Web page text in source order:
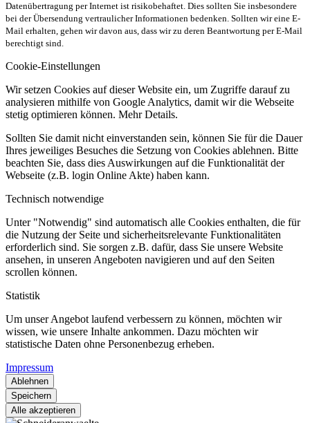
Datenübertragung per Internet ist risikobehaftet. Dies sollten Sie insbesondere
bei der Übersendung vertraulicher Informationen bedenken. Sollten wir eine E-
Mail erhalten, gehen wir davon aus, dass wir zu deren Beantwortung per E-Mail
berechtigt sind.
Cookie-Einstellungen
Wir setzen Cookies auf dieser Website ein, um Zugriffe darauf zu
analysieren mithilfe von Google Analytics, damit wir die Webseite
stetig optimieren können. Mehr Details.
Sollten Sie damit nicht einverstanden sein, können Sie für die Dauer
Ihres jeweiliges Besuches die Setzung von Cookies ablehnen. Bitte
beachten Sie, dass dies Auswirkungen auf die Funktionalität der
Webseite (z.B. login Online Akte) haben kann.
Technisch notwendige
Unter "Notwendig" sind automatisch alle Cookies enthalten, die für
die Nutzung der Seite und sicherheitsrelevante Funktionalitäten
erforderlich sind. Sie sorgen z.B. dafür, dass Sie unsere Website
ansehen, in unseren Angeboten navigieren und auf den Seiten
scrollen können.
Statistik
Um unser Angebot laufend verbessern zu können, möchten wir
wissen, wie unsere Inhalte ankommen. Dazu möchten wir
statistische Daten ohne Personenbezug erheben.
Impressum
Ablehnen
Speichern
Alle akzeptieren